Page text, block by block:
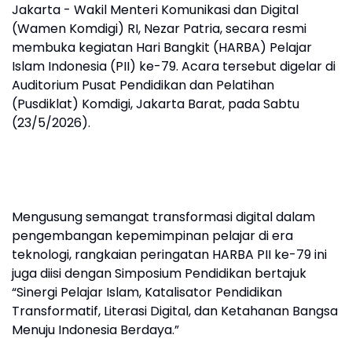
Jakarta - Wakil Menteri Komunikasi dan Digital
(Wamen Komdigi) RI, Nezar Patria, secara resmi
membuka kegiatan Hari Bangkit (HARBA) Pelajar
Islam Indonesia (PII) ke-79. Acara tersebut digelar di
Auditorium Pusat Pendidikan dan Pelatihan
(Pusdiklat) Komdigi, Jakarta Barat, pada Sabtu
(23/5/2026).
Mengusung semangat transformasi digital dalam
pengembangan kepemimpinan pelajar di era
teknologi, rangkaian peringatan HARBA PII ke-79 ini
juga diisi dengan Simposium Pendidikan bertajuk
“Sinergi Pelajar Islam, Katalisator Pendidikan
Transformatif, Literasi Digital, dan Ketahanan Bangsa
Menuju Indonesia Berdaya.”